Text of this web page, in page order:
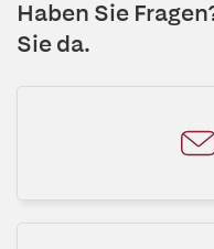
Haben Sie
Sie da.